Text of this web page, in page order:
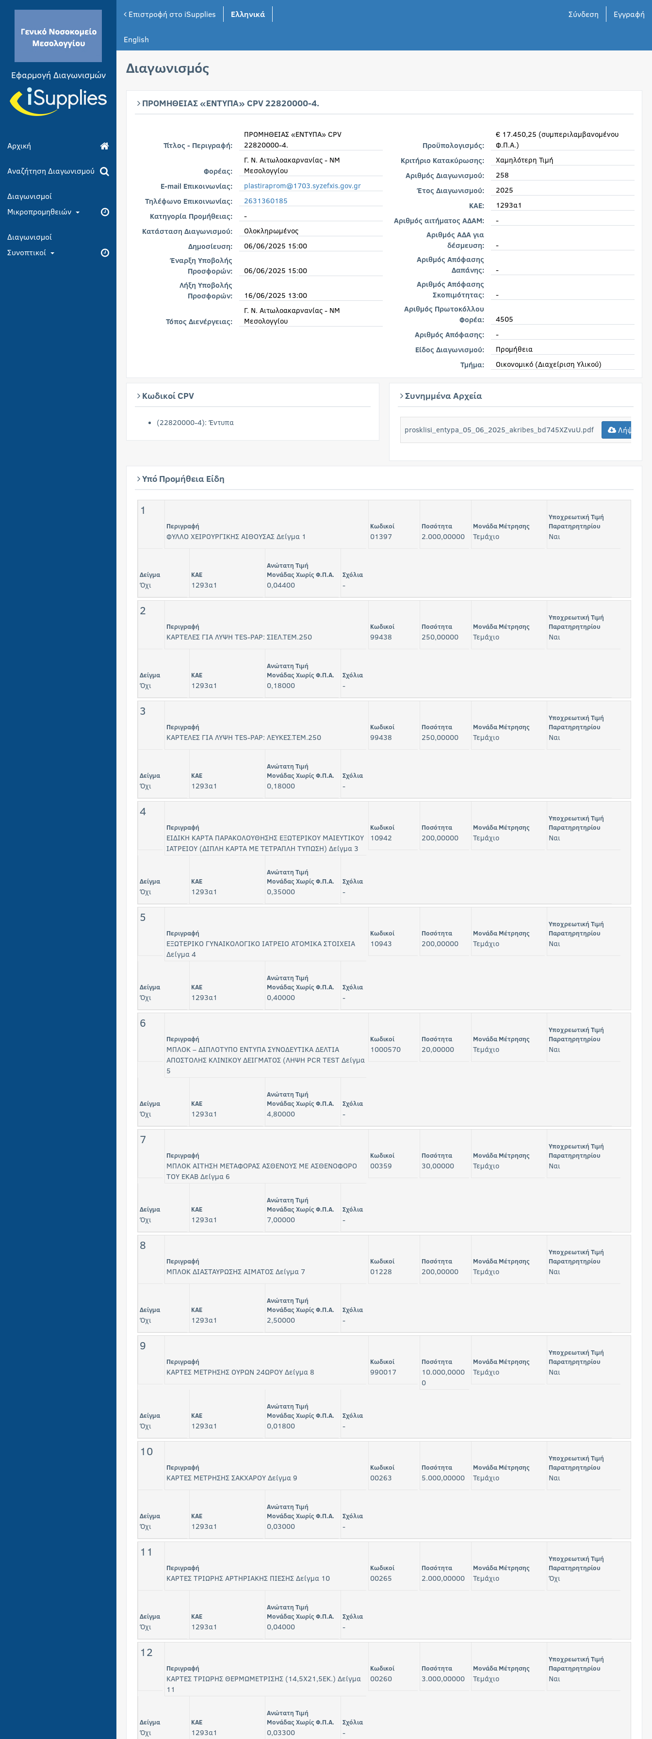
Εφαρμογή Διαγωνισμών
Αρχική
Αναζήτηση Διαγωνισμού
Διαγωνισμοί
Μικροπρομηθειών
Διαγωνισμοί
Συνοπτικοί
Επιστροφή στο iSupplies Ελληνικά
English
Εγγραφή
Σύνδεση
Διαγωνισμός
ΠΡΟΜΗΘΕΙΑΣ «ΕΝΤΥΠΑ» CPV 22820000-4.
Τίτλος - Περιγραφή:
ΠΡΟΜΗΘΕΙΑΣ «ΕΝΤΥΠΑ» CPV
22820000-4.
Φορέας:
Γ. Ν. Αιτωλοακαρνανίας - ΝΜ
Μεσολογγίου
E-mail Επικοινωνίας:
plastiraprom@1703.syzefxis.gov.gr
Τηλέφωνο Επικοινωνίας:
2631360185
Κατηγορία Προμήθειας:
-
Κατάσταση Διαγωνισμού:
Ολοκληρωμένος
Δημοσίευση:
06/06/2025 15:00
Έναρξη Υποβολής
Προσφορών:
06/06/2025 15:00
Λήξη Υποβολής
Προσφορών:
16/06/2025 13:00
Τόπος Διενέργειας:
Γ. Ν. Αιτωλοακαρνανίας - ΝΜ
Μεσολογγίου
Προϋπολογισμός:
€ 17.450,25 (συμπεριλαμβανομένου
Φ.Π.Α.)
Κριτήριο Κατακύρωσης:
Χαμηλότερη Τιμή
Αριθμός Διαγωνισμού:
258
Έτος Διαγωνισμού:
2025
KAE:
1293α1
Αριθμός αιτήματος ΑΔΑΜ:
-
Αριθμός ΑΔΑ για
δέσμευση:
-
Αριθμός Απόφασης
Δαπάνης:
-
Αριθμός Απόφασης
Σκοπιμότητας:
-
Αριθμός Πρωτοκόλλου
Φορέα:
4505
Αριθμός Απόφασης:
-
Είδος Διαγωνισμού:
Προμήθεια
Τμήμα:
Οικονομικό (Διαχείριση Υλικού)
Κωδικοί CPV
(22820000-4): Έντυπα
Συνημμένα Αρχεία
prosklisi_entypa_05_06_2025_akribes_bd745XZvuU.pdf Λήψη
Υπό Προμήθεια Είδη
1
Περιγραφή
ΦΥΛΛΟ ΧΕΙΡΟΥΡΓΙΚΗΣ ΑΙΘΟΥΣΑΣ Δείγμα 1
Κωδικοί
01397
Ποσότητα
2.000,00000
Μονάδα Μέτρησης
Τεμάχιο
Υποχρεωτική Τιμή
Παρατηρητηρίου
Ναι
Δείγμα
Όχι
KAE
1293α1
Ανώτατη Τιμή
Μονάδας Χωρίς Φ.Π.Α.
0,04400
Σχόλια
-
2
Περιγραφή
ΚΑΡΤΕΛΕΣ ΓΙΑ ΛΥΨΗ TES-PAP: ΣΙΕΛ.ΤΕΜ.250
Κωδικοί
99438
Ποσότητα
250,00000
Μονάδα Μέτρησης
Τεμάχιο
Υποχρεωτική Τιμή
Παρατηρητηρίου
Ναι
Δείγμα
Όχι
KAE
1293α1
Ανώτατη Τιμή
Μονάδας Χωρίς Φ.Π.Α.
0,18000
Σχόλια
-
3
Περιγραφή
ΚΑΡΤΕΛΕΣ ΓΙΑ ΛΥΨΗ TES-PAP: ΛΕΥΚΕΣ.ΤΕΜ.250
Κωδικοί
99438
Ποσότητα
250,00000
Μονάδα Μέτρησης
Τεμάχιο
Υποχρεωτική Τιμή
Παρατηρητηρίου
Ναι
Δείγμα
Όχι
KAE
1293α1
Ανώτατη Τιμή
Μονάδας Χωρίς Φ.Π.Α.
0,18000
Σχόλια
-
4
Περιγραφή
ΕΙΔΙΚΗ ΚΑΡΤΑ ΠΑΡΑΚΟΛΟΥΘΗΣΗΣ ΕΞΩΤΕΡΙΚΟΥ ΜΑΙΕΥΤΙΚΟΥ
ΙΑΤΡΕΙΟΥ (ΔΙΠΛΗ ΚΑΡΤΑ ΜΕ ΤΕΤΡΑΠΛΗ ΤΥΠΩΣΗ) Δείγμα 3
Κωδικοί
10942
Ποσότητα
200,00000
Μονάδα Μέτρησης
Τεμάχιο
Υποχρεωτική Τιμή
Παρατηρητηρίου
Ναι
Δείγμα
Όχι
KAE
1293α1
Ανώτατη Τιμή
Μονάδας Χωρίς Φ.Π.Α.
0,35000
Σχόλια
-
5
Περιγραφή
ΕΞΩΤΕΡΙΚΟ ΓΥΝΑΙΚΟΛΟΓΙΚΟ ΙΑΤΡΕΙΟ ΑΤΟΜΙΚΑ ΣΤΟΙΧΕΙΑ
Δείγμα 4
Κωδικοί
10943
Ποσότητα
200,00000
Μονάδα Μέτρησης
Τεμάχιο
Υποχρεωτική Τιμή
Παρατηρητηρίου
Ναι
Δείγμα
Όχι
KAE
1293α1
Ανώτατη Τιμή
Μονάδας Χωρίς Φ.Π.Α.
0,40000
Σχόλια
-
6
Περιγραφή
ΜΠΛΟΚ – ΔΙΠΛΟΤΥΠΟ ΕΝΤΥΠΑ ΣΥΝΟΔΕΥΤΙΚΑ ΔΕΛΤΙΑ
ΑΠΟΣΤΟΛΗΣ ΚΛΙΝΙΚΟΥ ΔΕΙΓΜΑΤΟΣ (ΛΗΨΗ PCR TEST Δείγμα
5
Κωδικοί
1000570
Ποσότητα
20,00000
Μονάδα Μέτρησης
Τεμάχιο
Υποχρεωτική Τιμή
Παρατηρητηρίου
Ναι
Δείγμα
Όχι
KAE
1293α1
Ανώτατη Τιμή
Μονάδας Χωρίς Φ.Π.Α.
4,80000
Σχόλια
-
7
Περιγραφή
ΜΠΛΟΚ ΑΙΤΗΣΗ ΜΕΤΑΦΟΡΑΣ ΑΣΘΕΝΟΥΣ ΜΕ ΑΣΘΕΝΟΦΟΡΟ
ΤΟΥ ΕΚΑΒ Δείγμα 6
Κωδικοί
00359
Ποσότητα
30,00000
Μονάδα Μέτρησης
Τεμάχιο
Υποχρεωτική Τιμή
Παρατηρητηρίου
Ναι
Δείγμα
Όχι
KAE
1293α1
Ανώτατη Τιμή
Μονάδας Χωρίς Φ.Π.Α.
7,00000
Σχόλια
-
8
Περιγραφή
ΜΠΛΟΚ ΔΙΑΣΤΑΥΡΩΣΗΣ ΑΙΜΑΤΟΣ Δείγμα 7
Κωδικοί
01228
Ποσότητα
200,00000
Μονάδα Μέτρησης
Τεμάχιο
Υποχρεωτική Τιμή
Παρατηρητηρίου
Ναι
Δείγμα
Όχι
KAE
1293α1
Ανώτατη Τιμή
Μονάδας Χωρίς Φ.Π.Α.
2,50000
Σχόλια
-
9
Περιγραφή
ΚΑΡΤΕΣ ΜΕΤΡΗΣΗΣ ΟΥΡΩΝ 24ΩΡΟΥ Δείγμα 8
Κωδικοί
990017
Ποσότητα
10.000,0000
0
Μονάδα Μέτρησης
Τεμάχιο
Υποχρεωτική Τιμή
Παρατηρητηρίου
Ναι
Δείγμα
Όχι
KAE
1293α1
Ανώτατη Τιμή
Μονάδας Χωρίς Φ.Π.Α.
0,01800
Σχόλια
-
10
Περιγραφή
ΚΑΡΤΕΣ ΜΕΤΡΗΣΗΣ ΣΑΚΧΑΡΟΥ Δείγμα 9
Κωδικοί
00263
Ποσότητα
5.000,00000
Μονάδα Μέτρησης
Τεμάχιο
Υποχρεωτική Τιμή
Παρατηρητηρίου
Ναι
Δείγμα
Όχι
KAE
1293α1
Ανώτατη Τιμή
Μονάδας Χωρίς Φ.Π.Α.
0,03000
Σχόλια
-
11
Περιγραφή
ΚΑΡΤΕΣ ΤΡΙΩΡΗΣ ΑΡΤΗΡΙΑΚΗΣ ΠΙΕΣΗΣ Δείγμα 10
Κωδικοί
00265
Ποσότητα
2.000,00000
Μονάδα Μέτρησης
Τεμάχιο
Υποχρεωτική Τιμή
Παρατηρητηρίου
Όχι
Δείγμα
Όχι
KAE
1293α1
Ανώτατη Τιμή
Μονάδας Χωρίς Φ.Π.Α.
0,04000
Σχόλια
-
12
Περιγραφή
ΚΑΡΤΕΣ ΤΡΙΩΡΗΣ ΘΕΡΜΩΜΕΤΡΙΣΗΣ (14,5Χ21,5ΕΚ.) Δείγμα
11
Κωδικοί
00260
Ποσότητα
3.000,00000
Μονάδα Μέτρησης
Τεμάχιο
Υποχρεωτική Τιμή
Παρατηρητηρίου
Ναι
Δείγμα
Όχι
KAE
1293α1
Ανώτατη Τιμή
Μονάδας Χωρίς Φ.Π.Α.
0,03300
Σχόλια
-